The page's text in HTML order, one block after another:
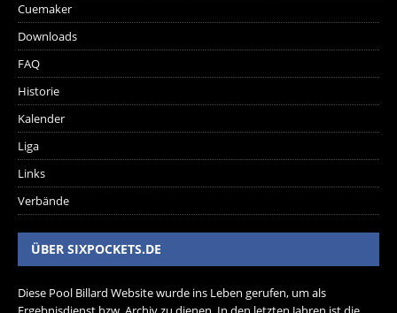
Cuemaker
Downloads
FAQ
Historie
Kalender
Liga
Links
Verbände
ÜBER SIXPOCKETS.DE
Diese Pool Billard Website wurde ins Leben gerufen, um als